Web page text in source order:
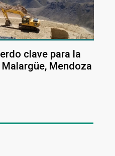
clave para la
Mendoza